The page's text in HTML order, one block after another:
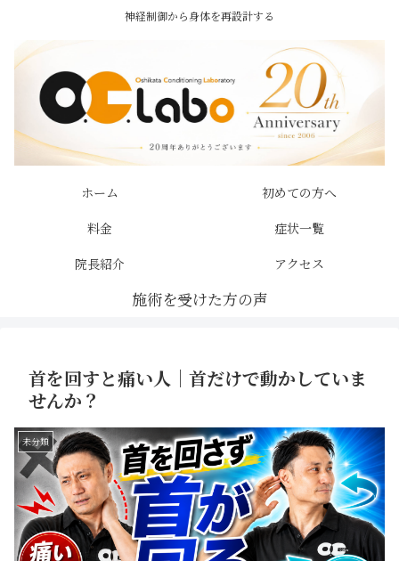
神経制御から身体を再設計する
ホーム
初めての方へ
料金
症状一覧
院長紹介
アクセス
首を回すと痛い人｜首だけで動かしていま
せんか？
未分類